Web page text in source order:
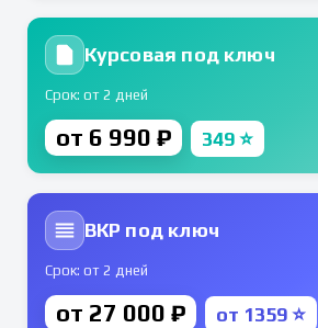
Курсовая под ключ
Срок: от 2 дней
от 6 990 ₽ 349 ⭐
ВКР под ключ
Срок: от 2 дней
от 27 000 ₽ от 1359 ⭐